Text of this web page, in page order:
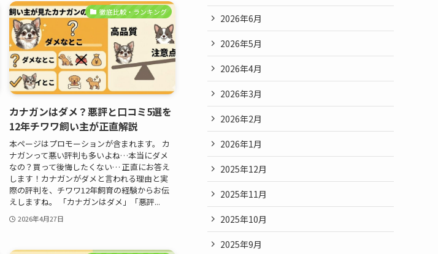
徹底比較・ランキング
カナガンはダメ？悪評と口コミ5選を
12年チワワ飼い主が正直解説
本ページはプロモーションが含まれます。 カ
ナガンって悪い評判も多いよね…本当にダメ
なの？買って後悔したくない… 正直にお答え
します！カナガンがダメと言われる理由と実
際の評判を、チワワ12年飼育の経験からお伝
えしますね。 「カナガンはダメ」「悪評...
2026年4月27日
2026年6月
2026年5月
2026年4月
2026年3月
2026年2月
2026年1月
2025年12月
2025年11月
2025年10月
2025年9月